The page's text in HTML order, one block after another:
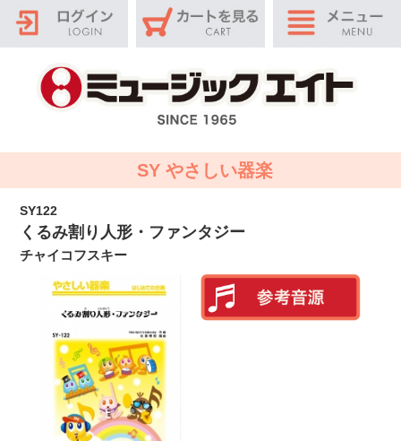
SY やさしい器楽
SY122
くるみ割り人形・ファンタジー
チャイコフスキー